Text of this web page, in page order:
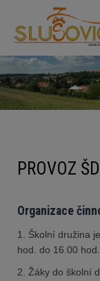
PROVOZ
Organizace
1. Školní družina
hod. do 16.00 hod.
2. Žáky do školní